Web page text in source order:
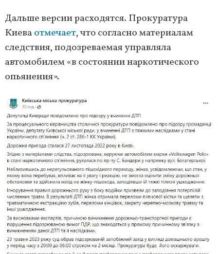
Дальше версии расходятся. Прокуратура
Киеваотмечает, что согласно материалам
следствия, подозреваемая управляла
автомобилем «в состоянии наркотического
опьянения».